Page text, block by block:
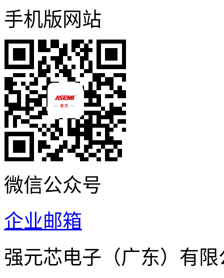
手机版网站
微信公众号
企业邮箱
强元芯电子（广东）